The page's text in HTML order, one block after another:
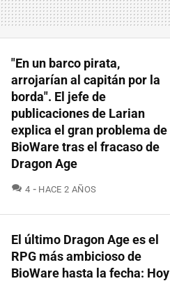
"En un barco pirata,
arrojarían al capitán por la
borda". El jefe de
publicaciones de Larian
explica el gran problema de
BioWare tras el fracaso de
Dragon Age
4 COMENTARIOS
HACE 2 AÑOS
El último Dragon Age es el
RPG más ambicioso de
BioWare hasta la fecha: Hoy